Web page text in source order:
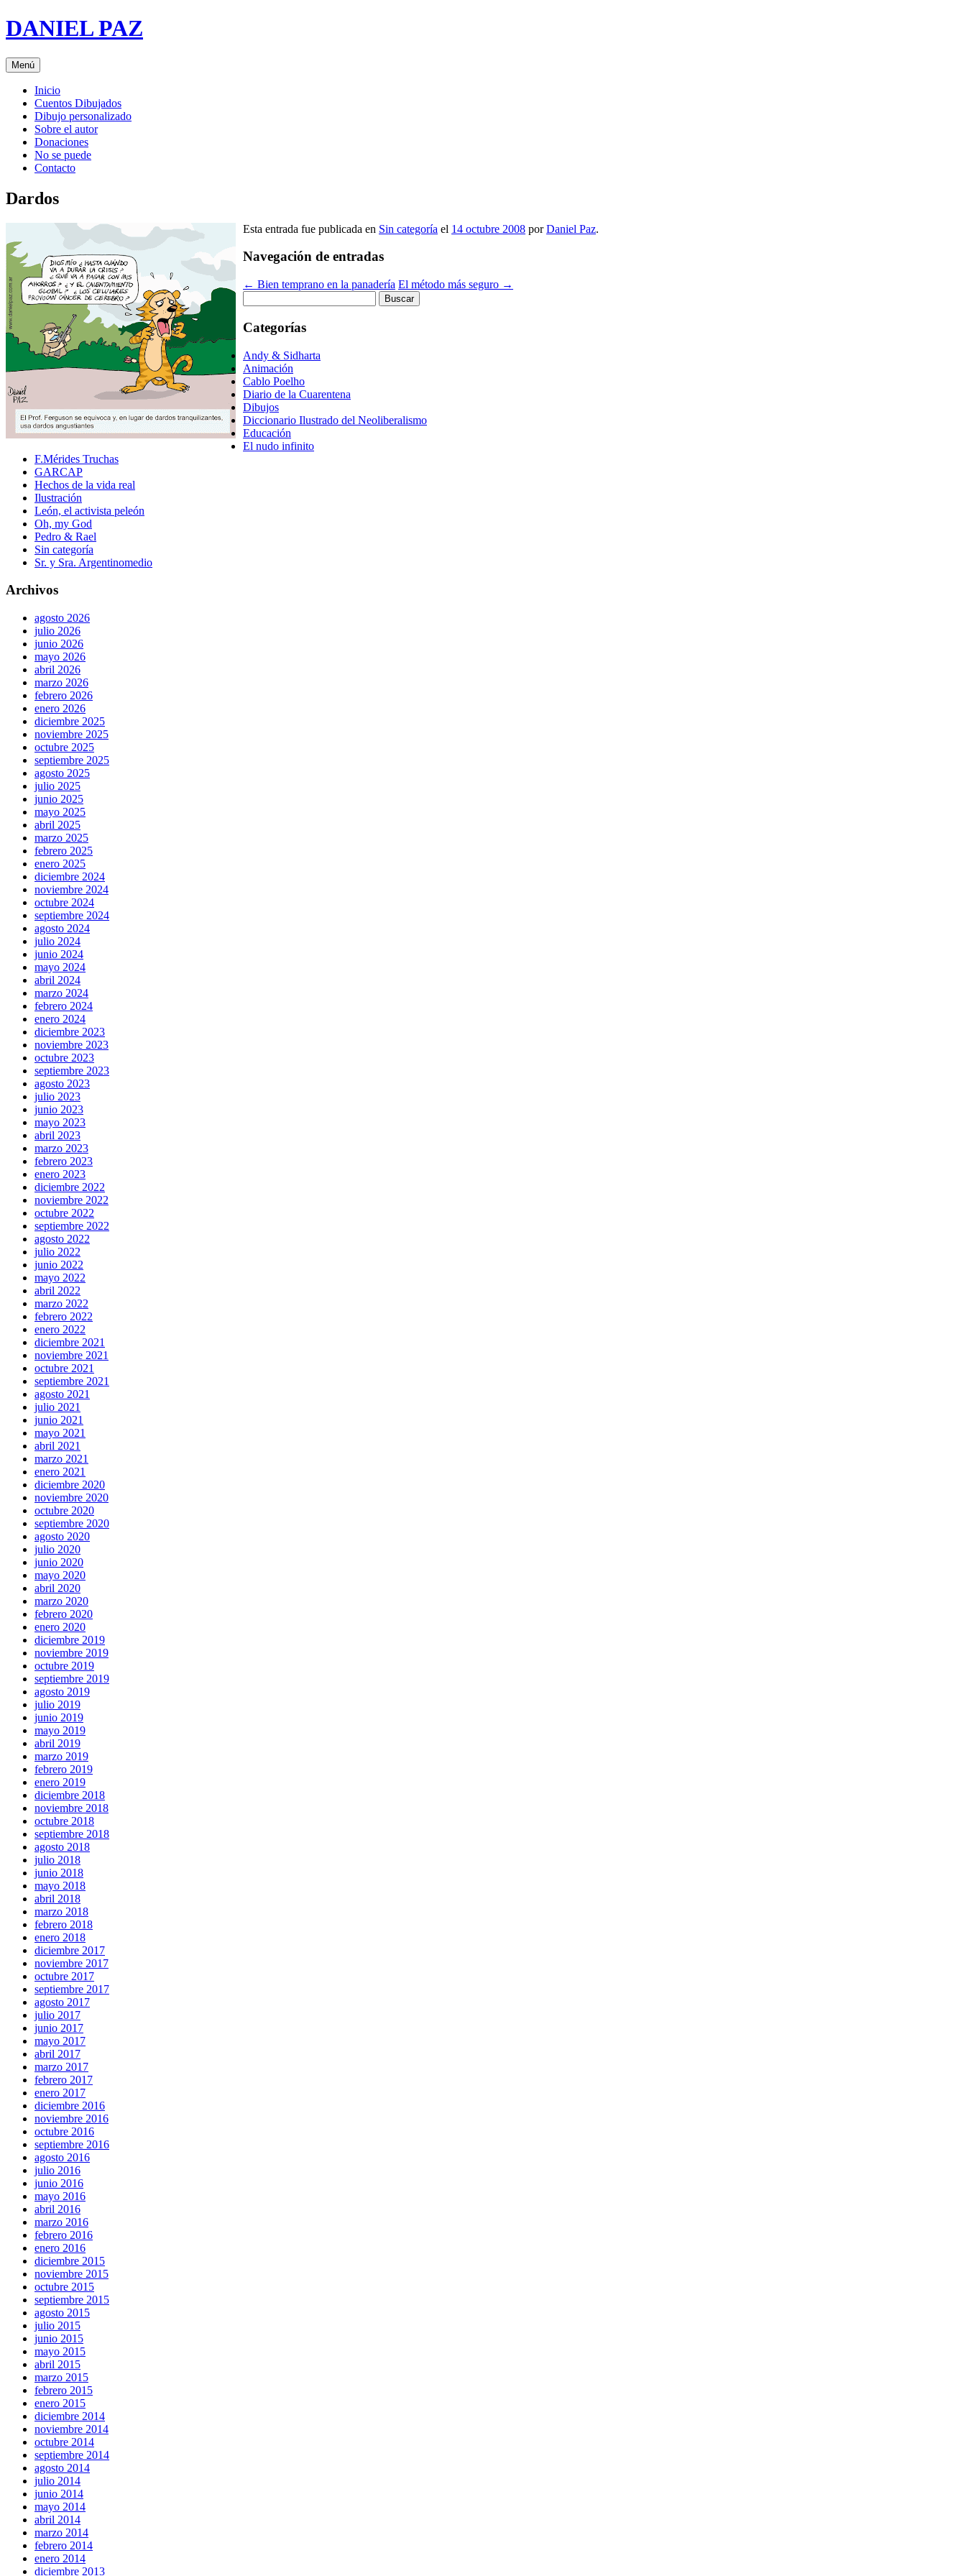
Saltar
al
DANIEL PAZ
Menú
Inicio
Cuentos Dibujados
Dibujo personalizado
Sobre el autor
Donaciones
No se puede
Contacto
Dardos
Esta entrada fue publicada en Sin categoría el 14 octubre 2008 porDaniel Paz.
Navegación de entradas
← Bien temprano en la panadería El método más seguro →
Categorías
Andy & Sidharta
Animación
Cablo Poelho
Diario de la Cuarentena
Dibujos
Diccionario Ilustrado del Neoliberalismo
Educación
El nudo infinito
F.Mérides Truchas
GARCAP
Hechos de la vida real
Ilustración
León, el activista peleón
Oh, my God
Pedro & Rael
Sin categoría
Sr. y Sra. Argentinomedio
Archivos
agosto 2026
julio 2026
junio 2026
mayo 2026
abril 2026
marzo 2026
febrero 2026
enero 2026
diciembre 2025
noviembre 2025
octubre 2025
septiembre 2025
agosto 2025
julio 2025
junio 2025
mayo 2025
abril 2025
marzo 2025
febrero 2025
enero 2025
diciembre 2024
noviembre 2024
octubre 2024
septiembre 2024
agosto 2024
julio 2024
junio 2024
mayo 2024
abril 2024
marzo 2024
febrero 2024
enero 2024
diciembre 2023
noviembre 2023
octubre 2023
septiembre 2023
agosto 2023
julio 2023
junio 2023
mayo 2023
abril 2023
marzo 2023
febrero 2023
enero 2023
diciembre 2022
noviembre 2022
octubre 2022
septiembre 2022
agosto 2022
julio 2022
junio 2022
mayo 2022
abril 2022
marzo 2022
febrero 2022
enero 2022
diciembre 2021
noviembre 2021
octubre 2021
septiembre 2021
agosto 2021
julio 2021
junio 2021
mayo 2021
abril 2021
marzo 2021
enero 2021
diciembre 2020
noviembre 2020
octubre 2020
septiembre 2020
agosto 2020
julio 2020
junio 2020
mayo 2020
abril 2020
marzo 2020
febrero 2020
enero 2020
diciembre 2019
noviembre 2019
octubre 2019
septiembre 2019
agosto 2019
julio 2019
junio 2019
mayo 2019
abril 2019
marzo 2019
febrero 2019
enero 2019
diciembre 2018
noviembre 2018
octubre 2018
septiembre 2018
agosto 2018
julio 2018
junio 2018
mayo 2018
abril 2018
marzo 2018
febrero 2018
enero 2018
diciembre 2017
noviembre 2017
octubre 2017
septiembre 2017
agosto 2017
julio 2017
junio 2017
mayo 2017
abril 2017
marzo 2017
febrero 2017
enero 2017
diciembre 2016
noviembre 2016
octubre 2016
septiembre 2016
agosto 2016
julio 2016
junio 2016
mayo 2016
abril 2016
marzo 2016
febrero 2016
enero 2016
diciembre 2015
noviembre 2015
octubre 2015
septiembre 2015
agosto 2015
julio 2015
junio 2015
mayo 2015
abril 2015
marzo 2015
febrero 2015
enero 2015
diciembre 2014
noviembre 2014
octubre 2014
septiembre 2014
agosto 2014
julio 2014
junio 2014
mayo 2014
abril 2014
marzo 2014
febrero 2014
enero 2014
diciembre 2013